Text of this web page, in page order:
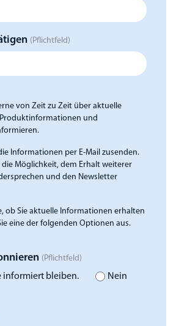
(Pflichtfeld)
von Zeit zu Zeit über aktuelle
und
Informationen per E-Mail zusenden.
die Möglichkeit, dem Erhalt weiterer
und den Newsletter
ob Sie aktuelle Informationen erhalten
eine der folgenden Optionen aus.
(Pflichtfeld)
informiert bleiben.
Nein